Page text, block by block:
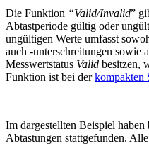
Die Funktion “Valid/Invalid”
Abtastperiode gültig oder
ungültigen Werte umfasst
auch -unterschreitungen sowie
Messwertstatus Valid besitzen,
Funktion ist bei derkompakten
Im dargestellten Beispiel
Abtastungen stattgefunden.